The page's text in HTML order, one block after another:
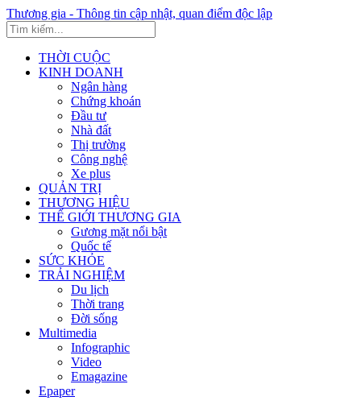
Thương gia - Thông tin cập nhật, quan điểm độc lập
THỜI CUỘC
KINH DOANH
Ngân hàng
Chứng khoán
Đầu tư
Nhà đất
Thị trường
Công nghệ
Xe plus
QUẢN TRỊ
THƯƠNG HIỆU
THẾ GIỚI THƯƠNG GIA
Gương mặt nổi bật
Quốc tế
SỨC KHỎE
TRẢI NGHIỆM
Du lịch
Thời trang
Đời sống
Multimedia
Infographic
Video
Emagazine
Epaper